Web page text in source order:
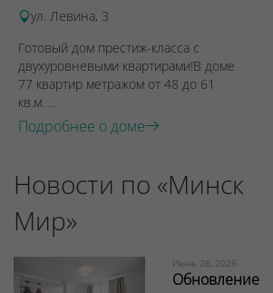
ул. Левина, 3
Готовый дом престиж-класса с
двухуровневыми квартирами!В доме
77 квартир метражом от 48 до 61
кв.м. ...
Подробнее о доме
Новости по «Минск
Мир»
Июнь 26, 2026
Обновление